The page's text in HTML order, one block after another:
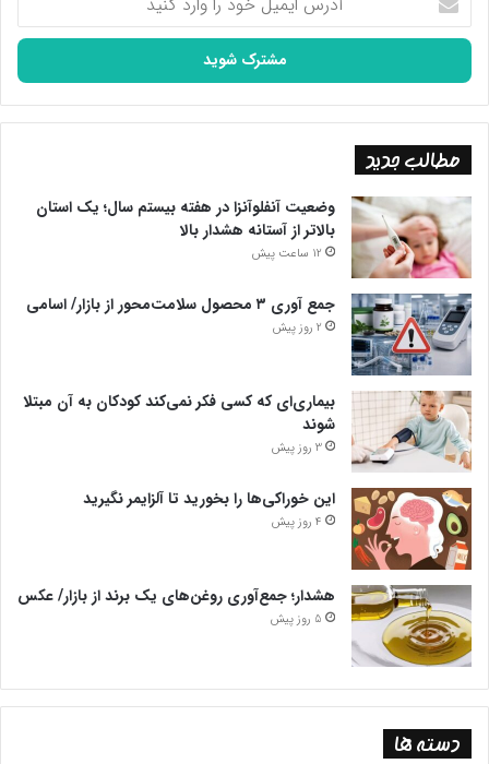
ایمیل
خود
وارد
کنید
مطالب جدید
وضعیت آنفلوآنزا در هفته بیستم سال؛ یک استان
بالاتر از آستانه هشدار بالا
12 ساعت پیش
جمع آوری ۳ محصول سلامت‌محور از بازار/ اسامی
2 روز پیش
بیماری‌ای که کسی فکر نمی‌کند کودکان به آن مبتلا
شوند
3 روز پیش
این خوراکی‌ها را بخورید تا آلزایمر نگیرید
4 روز پیش
هشدار؛ جمع‌آوری روغن‌های یک برند از بازار/ عکس
5 روز پیش
دسته ها